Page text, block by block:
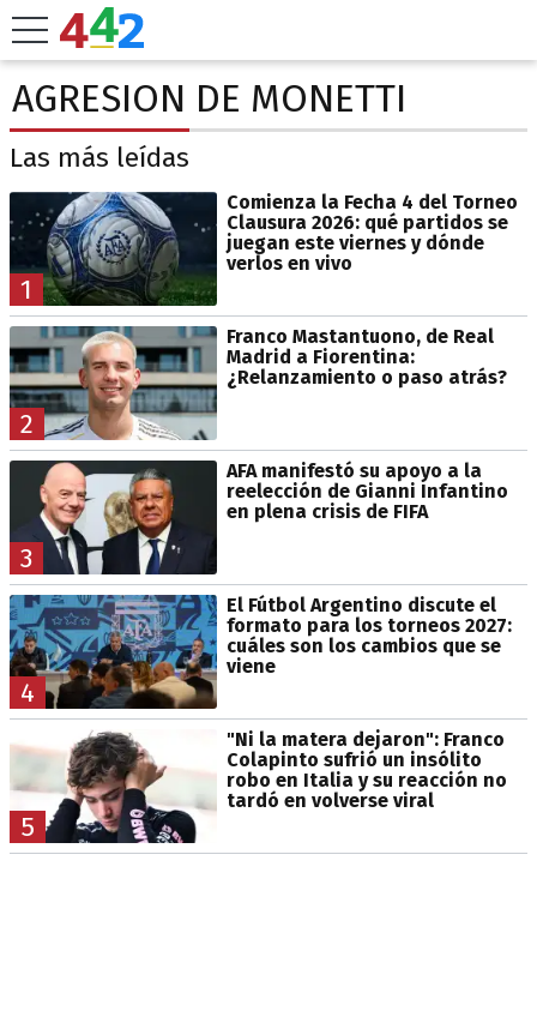
AGRESION DE MONETTI
Las más leídas
1
Comienza la Fecha 4 del Torneo
Clausura 2026: qué partidos se
juegan este viernes y dónde
verlos en vivo
2
Franco Mastantuono, de Real
Madrid a Fiorentina:
¿Relanzamiento o paso atrás?
3
AFA manifestó su apoyo a la
reelección de Gianni Infantino
en plena crisis de FIFA
4
El Fútbol Argentino discute el
formato para los torneos 2027:
cuáles son los cambios que se
viene
5
"Ni la matera dejaron": Franco
Colapinto sufrió un insólito
robo en Italia y su reacción no
tardó en volverse viral